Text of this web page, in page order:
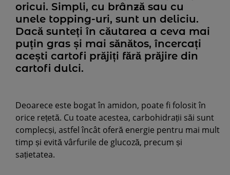
oricui. Simpli, cu brânză sau cu
unele topping-uri, sunt un deliciu.
Dacă sunteți în căutarea a ceva mai
puțin gras și mai sănătos, încercați
acești cartofi prăjiți fără prăjire din
cartofi dulci.
Deoarece este bogat în amidon, poate fi folosit în
orice rețetă. Cu toate acestea, carbohidrații săi sunt
complecși, astfel încât oferă energie pentru mai mult
timp și evită vârfurile de glucoză, precum și
sațietatea.